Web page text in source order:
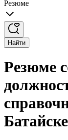
Резюме
Найти
Резюме
Батайске